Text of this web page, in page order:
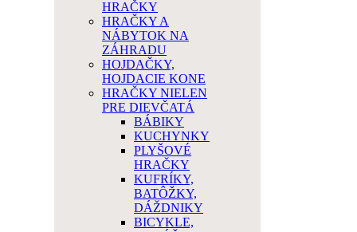
HRAČKY
HRAČKY A
NÁBYTOK NA
ZÁHRADU
HOJDAČKY,
HOJDACIE KONE
HRAČKY NIELEN
PRE DIEVČATÁ
BÁBIKY
KUCHYNKY
PLYŠOVÉ
HRAČKY
KUFRÍKY,
BATÔŽKY,
DÁŽDNIKY
BICYKLE,